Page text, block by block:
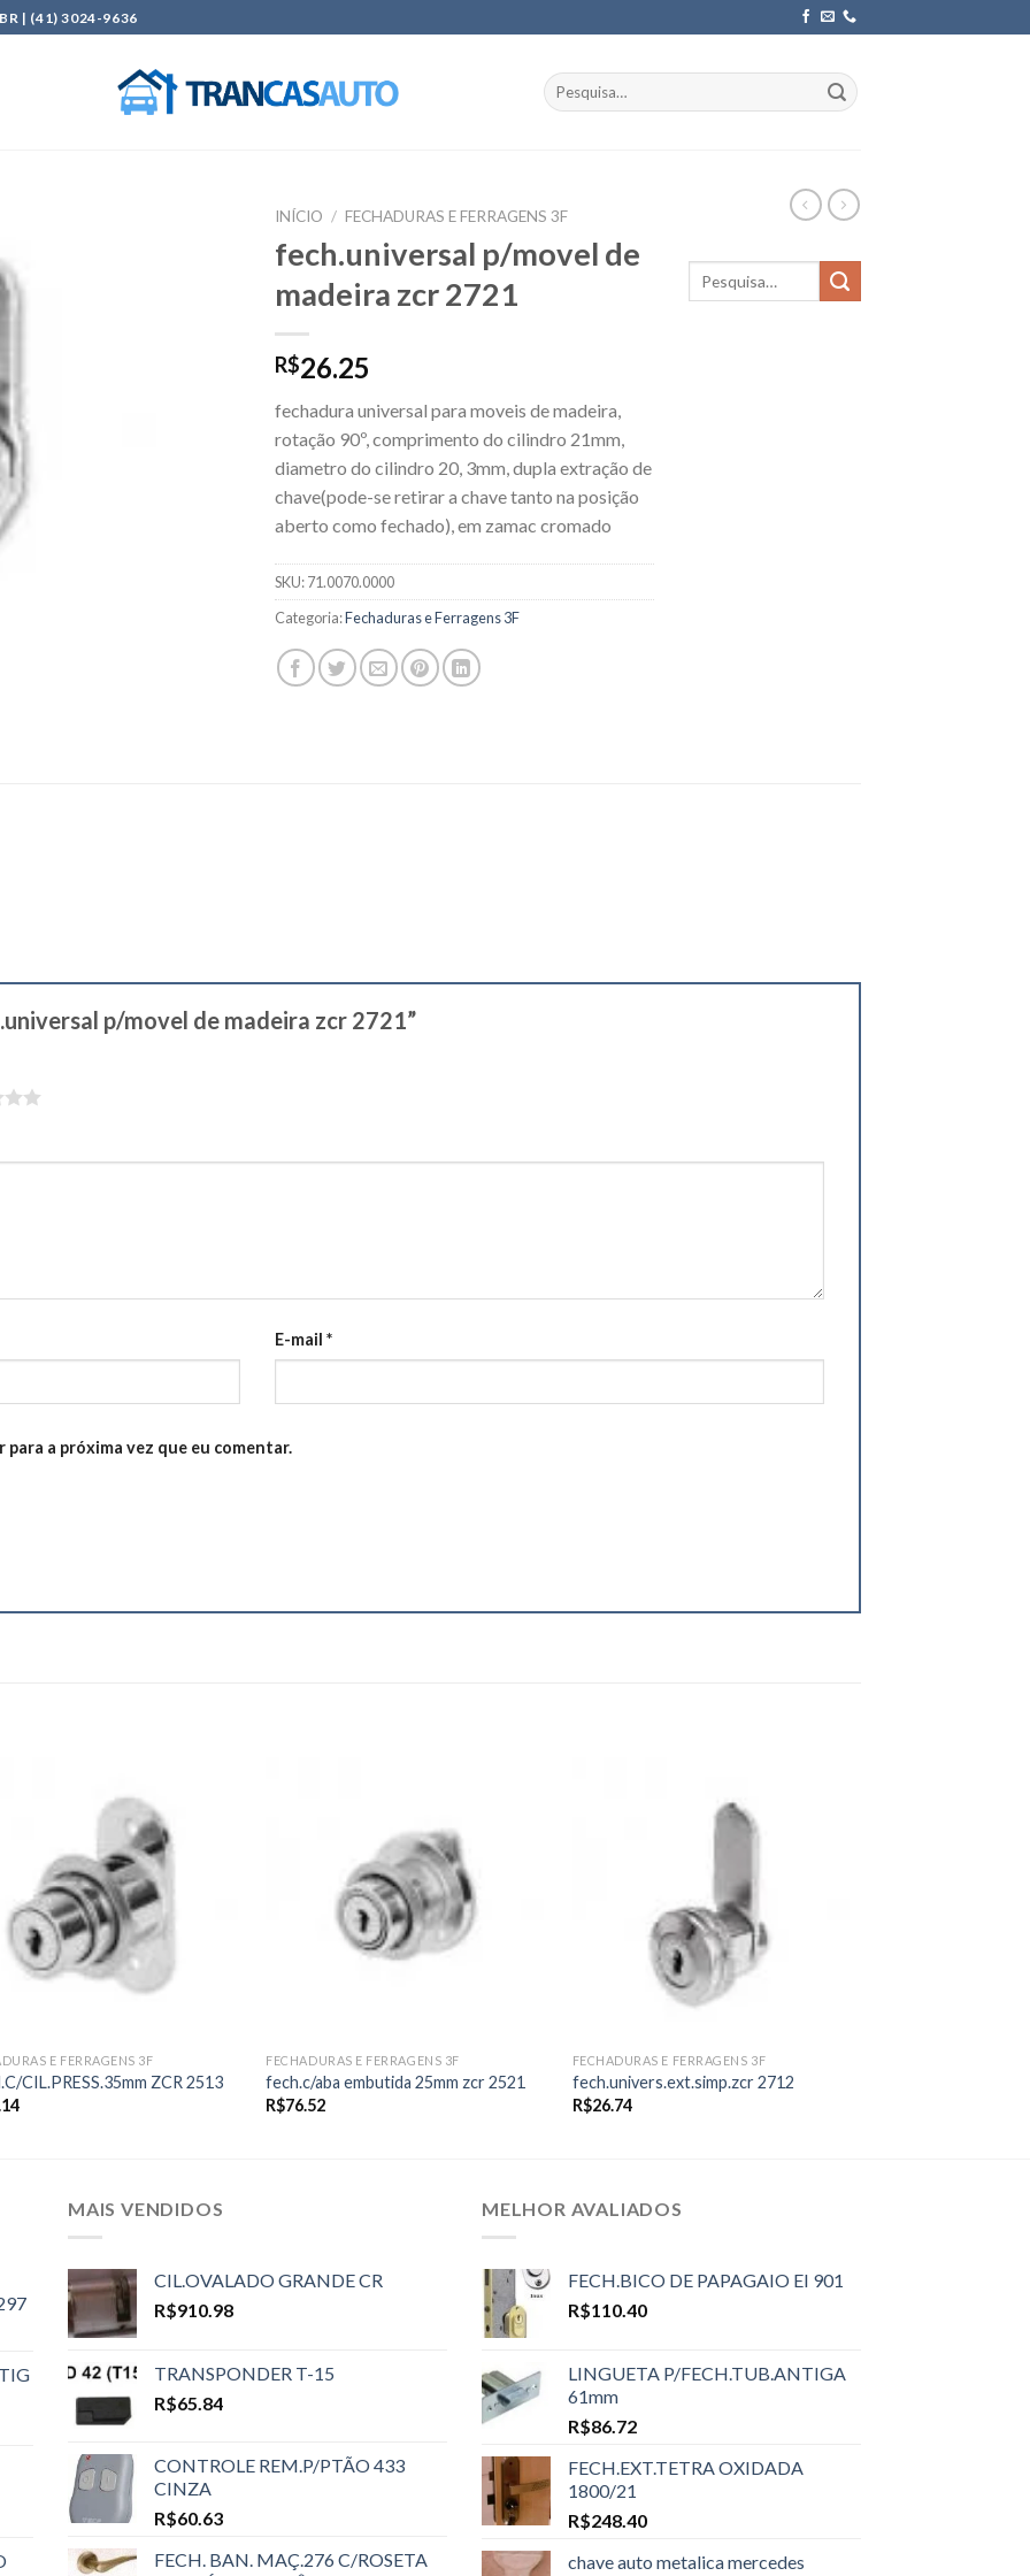
| (41) 3024-9636
Pesquisar
por:
INÍCIO / FECHADURAS E FERRAGENS 3F
fech.universal p/movel de
madeira zcr 2721
R$26.25
fechadura universal para moveis de madeira,
rotação 90º, comprimento do cilindro 21mm,
diametro do cilindro 20, 3mm, dupla extração de
chave(pode-se retirar a chave tanto na posição
aberto como fechado), em zamac cromado
SKU:71.0070.0000
Categoria:Fechaduras e Ferragens 3F
p/movel de madeira zcr 2721”
E-mail *
a próxima vez que eu comentar.
E FERRAGENS 3F
CIL.PRESS.35mm ZCR 2513
FECHADURAS E FERRAGENS 3F
fech.c/aba embutida 25mm zcr 2521
R$76.52
FECHADURAS E FERRAGENS 3F
fech.univers.ext.simp.zcr 2712
R$26.74
MAIS VENDIDOS
CIL.OVALADO GRANDE CR
R$910.98
TRANSPONDER T-15
R$65.84
CONTROLE REM.P/PTÃO 433
CINZA
R$60.63
FECH. BAN. MAÇ.276 C/ROSETA
MELHOR AVALIADOS
FECH.BICO DE PAPAGAIO EI 901
R$110.40
LINGUETA P/FECH.TUB.ANTIGA
61mm
R$86.72
FECH.EXT.TETRA OXIDADA
1800/21
R$248.40
chave auto metalica mercedes